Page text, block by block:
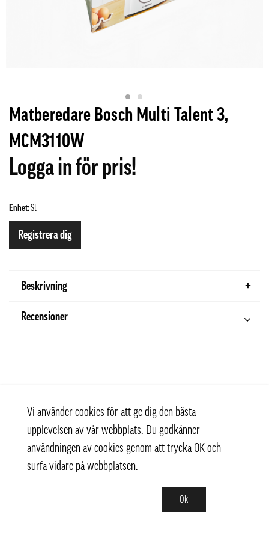
Matberedare Bosch Multi Talent 3,
MCM3110W
Logga in för pris!
Enhet:St
Registrera dig
Beskrivning
Recensioner
Vi använder cookies för att ge dig den bästa
upplevelsen av vår webbplats. Du godkänner
användningen av cookies genom att trycka OK och
surfa vidare på webbplatsen.
Ok